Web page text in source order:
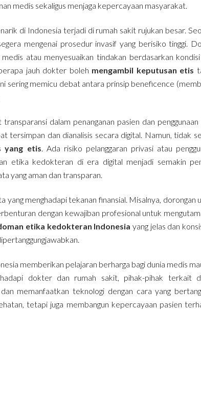
medis sekaligus menjaga kepercayaan masyarakat.
di Indonesia terjadi di rumah sakit rujukan besar.
mengenai prosedur invasif yang berisiko tinggi.
atau menyesuaikan tindakan berdasarkan
jauh dokter boleh mengambil keputusan etis
sering memicu debat antara prinsip beneficence
dalam penanganan pasien dan penggunaan
tersimpan dan dianalisis secara digital. Namun, tidak
yang etis. Ada risiko pelanggaran privasi atau
etika kedokteran di era digital menjadi semakin
yang aman dan transparan.
menghadapi tekanan finansial. Misalnya, dorongan
dengan kewajiban profesional untuk
etika kedokteran Indonesia yang jelas dan
memberikan pelajaran berharga bagi dunia medis
dokter dan rumah sakit, pihak-pihak terkait
memanfaatkan teknologi dengan cara yang
tetapi juga membangun kepercayaan pasien